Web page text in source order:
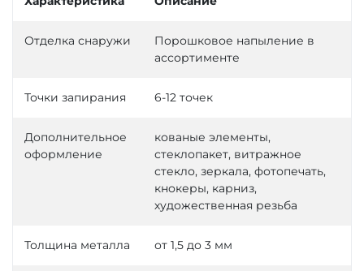
Отделка снаружи
Порошковое напыление в
ассортименте
Точки запирания 6-12 точек
Дополнительное
оформление
кованые элементы,
стеклопакет, витражное
стекло, зеркала, фотопечать,
кнокеры, карниз,
художественная резьба
Толщина металла от 1,5 до 3 мм